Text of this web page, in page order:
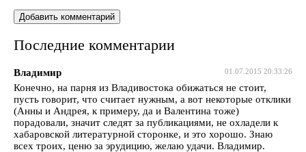
Последние комментарии
01.07.2015 20:33:26
Владимир
Конечно, на парня из Владивостока обижаться не стоит,
пусть говорит, что считает нужным, а вот некоторые отклики
(Анны и Андрея, к примеру, да и Валентина тоже)
порадовали, значит следят за публикациями, не охладели к
хабаровской литературной сторонке, и это хорошо. Знаю
всех троих, ценю за эрудицию, желаю удачи. Владимир.